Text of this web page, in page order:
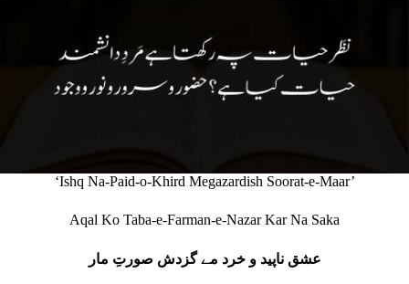
‘Ishq Na-Paid-o-Khird Megazardish Soorat-e-Maar’
Aqal Ko Taba-e-Farman-e-Nazar Kar Na Saka
عشق ناپید و خرد مے گزدش صورتِ مار